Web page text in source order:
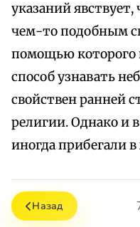
указаний
чем-то подобным
помощью которого
способ узнавать
свойствен ранней
религии. Однако и
иногда прибегали
Назад